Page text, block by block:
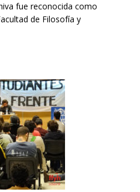
fue reconocida como
de Filosofía y